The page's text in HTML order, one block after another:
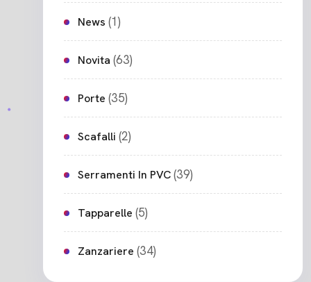
News (1)
Novita (63)
Porte (35)
Scafalli (2)
Serramenti In PVC(39)
Tapparelle (5)
Zanzariere (34)